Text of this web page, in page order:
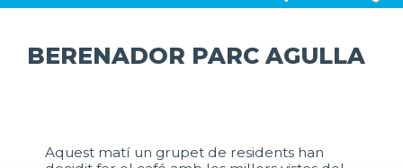
BERENADOR PARC AGULLA
Aquest matí un grupet de residents han